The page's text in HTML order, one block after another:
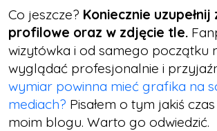
Co jeszcze? Koniecznie uzupełnij
profilowe oraz w zdjęcie tle.
wizytówka i od samego początku
wyglądać profesjonalnie i
wymiar powinna mieć grafika na
mediach? Pisałem o tym jakiś
moim blogu. Warto go odwiedzić.